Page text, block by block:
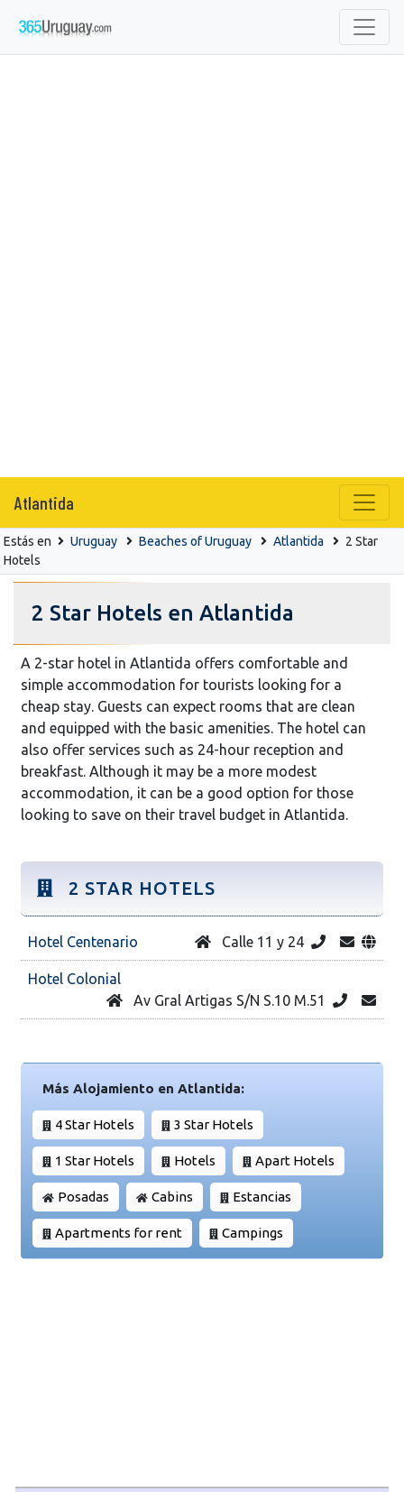
Atlantida
Estás en Uruguay Beaches of Uruguay Atlantida
2 Star
Hotels
2 Star Hotels en Atlantida
A 2-star hotel in Atlantida offers comfortable and
simple accommodation for tourists looking for a
cheap stay. Guests can expect rooms that are clean
and equipped with the basic amenities. The hotel can
also offer services such as 24-hour reception and
breakfast. Although it may be a more modest
accommodation, it can be a good option for those
looking to save on their travel budget in Atlantida.
2 STAR HOTELS
Hotel Centenario Calle 11 y 24
Hotel Colonial
Av Gral Artigas S/N S.10 M.51
Más Alojamiento en Atlantida:
4 Star Hotels 3 Star Hotels
1 Star Hotels Hotels Apart Hotels
Posadas Cabins Estancias
Apartments for rent Campings